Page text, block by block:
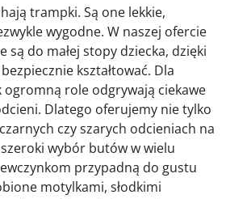
trampki. Są one lekkie,
wygodne. W naszej ofercie
do małej stopy dziecka, dzięki
kształtować. Dla
ogromną role odgrywają ciekawe
Dlatego oferujemy nie tylko
czy szarych odcieniach na
wybór butów w wielu
przypadną do gustu
motylkami, słodkimi